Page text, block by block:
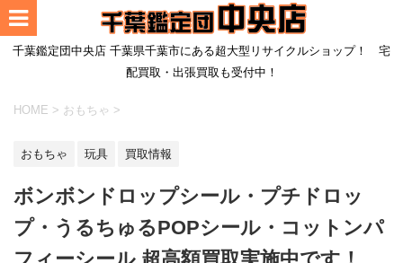
千葉鑑定団中央店 千葉県千葉市にある超大型リサイクルショップ！ 宅
配買取・出張買取も受付中！
HOME > おもちゃ >
おもちゃ 玩具 買取情報
ボンボンドロップシール・プチドロッ
プ・うるちゅるPOPシール・コットンパ